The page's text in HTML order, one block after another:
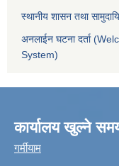
स्थानीय शासन तथा
अनलाईन घटना दर्ता
System)
कार्यालय खुल्ने
गर्मीयाम